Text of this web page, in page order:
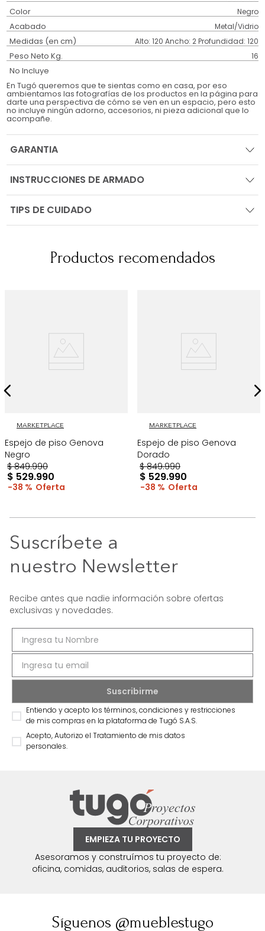
Color Negro
Acabado Metal/Vidrio
Medidas (en cm) Alto: 120 Ancho: 2 Profundidad: 120
Peso Neto Kg. 16
No Incluye
En Tugó queremos que te sientas como en casa, por eso
ambientamos las fotografías de los productos en la página para
darte una perspectiva de cómo se ven en un espacio, pero esto
no incluye ningún adorno, accesorios, ni pieza adicional que lo
acompañe.
GARANTIA
INSTRUCCIONES DE ARMADO
TIPS DE CUIDADO
Productos recomendados
MARKETPLACE
Espejo de piso Genova
Negro
$ 849.990
$ 529.990
38 %
MARKETPLACE
Espejo de piso Genova
Dorado
$ 849.990
$ 529.990
38 %
Suscríbete a
nuestro Newsletter
Recibe antes que nadie información sobre ofertas
exclusivas y novedades.
Entiendo y acepto los términos, condiciones y restricciones
de mis compras en la plataforma de Tugó S.A.S.
Acepto, Autorizo el Tratamiento de mis datos
personales.
EMPIEZA TU PROYECTO
Asesoramos y construímos tu proyecto de:
oficina, comidas, auditorios, salas de espera.
Síguenos @mueblestugo